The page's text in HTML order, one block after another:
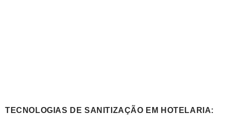
TECNOLOGIAS DE SANITIZAÇÃO EM HOTELARIA: